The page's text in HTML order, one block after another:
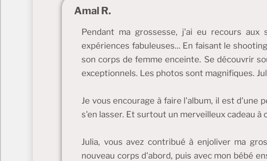
Amal R.
Pendant ma grossesse, j'ai eu recours aux
expériences fabuleuses... En faisant le
son corps de femme enceinte. Se découvrir
exceptionnels. Les photos sont magnifiques.
Je vous encourage à faire l'album, il est d'une
s'en lasser. Et surtout un merveilleux cadeau à
Julia, vous avez contribué à enjoliver ma
nouveau corps d'abord, puis avec mon bébé